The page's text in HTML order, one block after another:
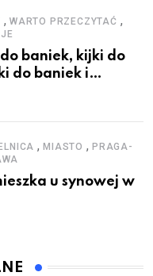
, WARTO PRZECZYTAĆ ,
baniek, kijki do
do baniek i
,MIASTO ,PRAGA-
u synowej w